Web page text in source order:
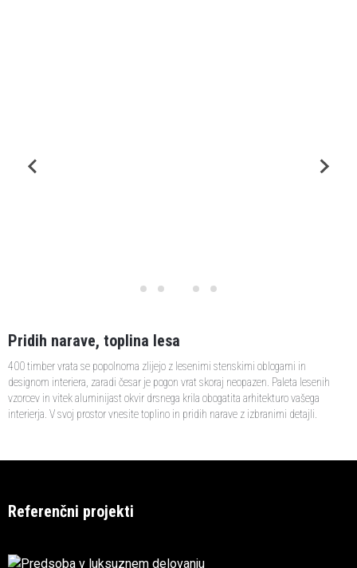
Pridih narave, toplina lesa
400 timber vrata se popolnoma zlijejo z lesenimi stenskimi oblogami in
designom interiera, zaradi česar je pogon vrat skoraj neopazen. Paleta lesenih
vzorcev in vitek aluminijast okvir drsnega krila obogatita arhitekturo vašega
interierja. V svoj prostor vnesite toplino in pridih narave z izbranimi detajli.
Referenčni projekti